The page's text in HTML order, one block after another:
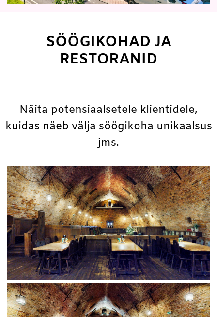
SÖÖGIKOHAD JA
RESTORANID
Näita potensiaalsetele klientidele,
kuidas näeb välja söögikoha unikaalsus
jms.